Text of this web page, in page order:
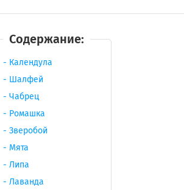
Содержание:
Календула
Шалфей
Чабрец
Ромашка
Зверобой
Мята
Липа
Лаванда